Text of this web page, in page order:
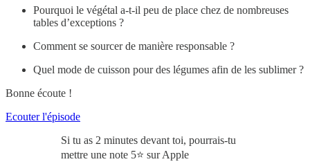
Pourquoi le végétal a-t-il peu de place chez de nombreuses
tables d’exceptions ?
Comment se sourcer de manière responsable ?
Quel mode de cuisson pour des légumes afin de les sublimer ?
Bonne écoute !
Ecouter l'épisode
Si tu as 2 minutes devant toi, pourrais-tu
mettre une note 5⭐️ sur Apple